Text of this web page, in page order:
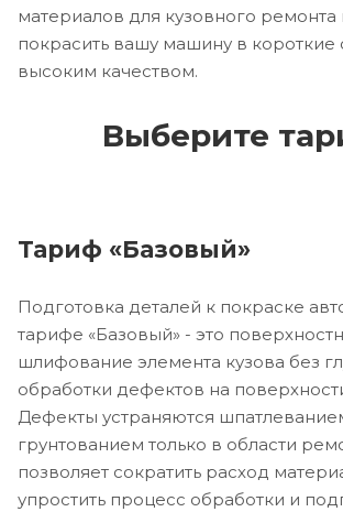
материалов для кузовного
покрасить вашу машину в короткие
высоким качеством.
Выберите
Тариф «Базовый»
Подготовка деталей к покраске
тарифе «Базовый» - это
шлифование элемента кузова без
обработки дефектов на
Дефекты устраняются
грунтованием только в области
позволяет сократить расход
упростить процесс обработки и